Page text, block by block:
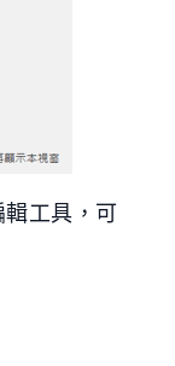
工具，可